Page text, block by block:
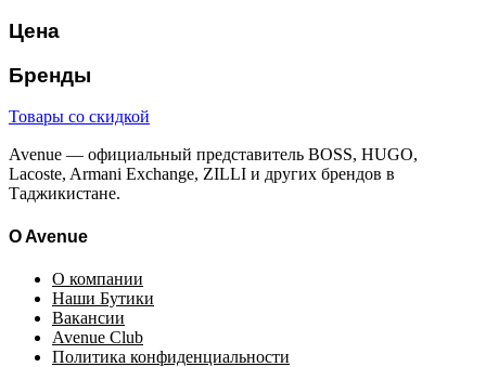
Цена
Бренды
Товары со скидкой
Avenue — официальный представитель BOSS, HUGO,
Lacoste, Armani Exchange, ZILLI и других брендов в
Таджикистане.
O Avenue
О компании
Наши Бутики
Вакансии
Avenue Club
Политика конфиденциальности